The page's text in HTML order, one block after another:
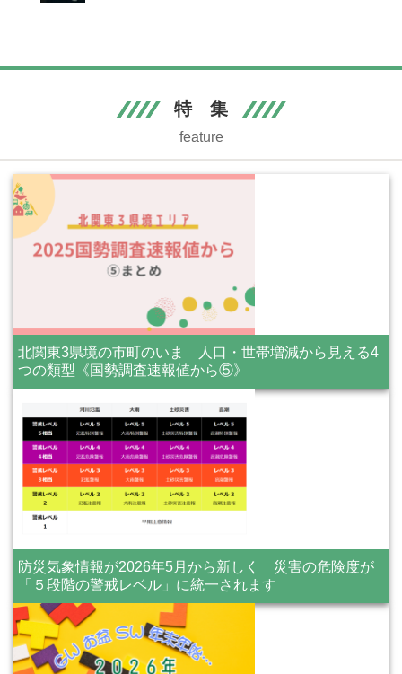
特 集
feature
北関東3県境の市町のいま 人口・世帯増減から見える4
つの類型《国勢調査速報値から⑤》
防災気象情報が2026年5月から新しく 災害の危険度が
「５段階の警戒レベル」に統一されます